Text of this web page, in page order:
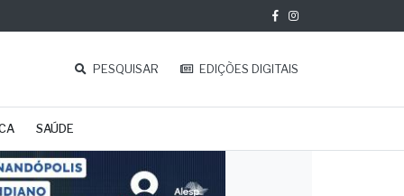
PESQUISAR EDIÇÕES DIGITAIS
SAÚDE